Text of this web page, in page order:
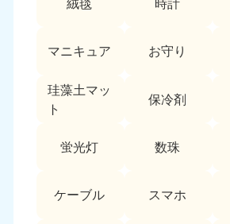
絨毯 時計
マニキュア お守り
珪藻土マッ
ト
保冷剤
蛍光灯 数珠
ケーブル スマホ
9:00〜19:00 年中無休 9:00
9:00〜19:00 年中無休 9:00
長崎県
050-1880-9891 050-